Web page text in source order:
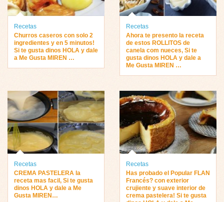
Recetas
Churros caseros con solo 2
ingredientes y en 5 minutos!
Si te gusta dinos HOLA y dale
a Me Gusta MIREN …
Recetas
Ahora te presento la receta
de estos ROLLITOS de
canela com nueces, Si te
gusta dinos HOLA y dale a
Me Gusta MIREN …
Recetas
CREMA PASTELERA la
receta mas facil, Si te gusta
dinos HOLA y dale a Me
Gusta MIREN…
Recetas
Has probado el Popular FLAN
Francés? con exterior
crujiente y suave interior de
crema pastelera! Si te gusta